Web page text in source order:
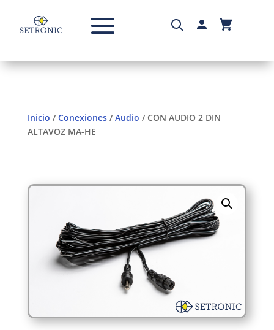
Inicio /Conexiones/Audio / CON AUDIO 2 DIN
ALTAVOZ MA-HE